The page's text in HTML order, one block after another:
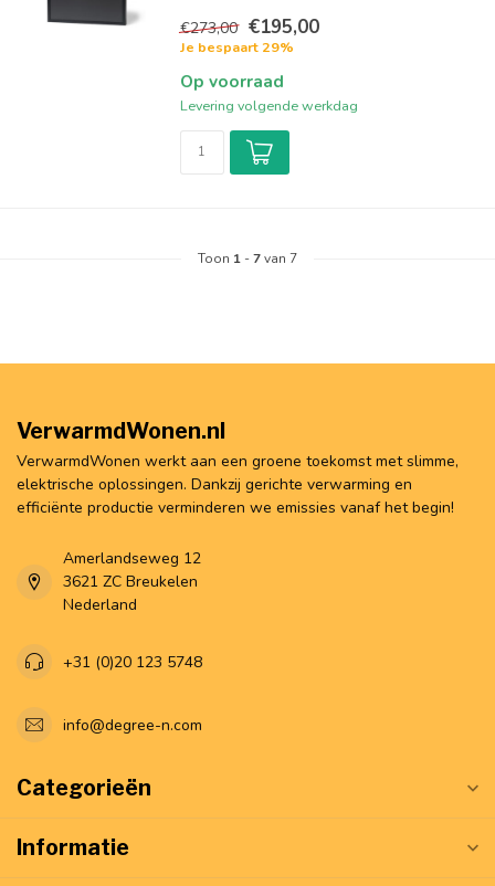
€273,00 €195,00
Je bespaart 29%
Op voorraad
Levering volgende werkdag
Toon 1 -7van 7
VerwarmdWonen.nl
VerwarmdWonen werkt aan een groene toekomst met slimme,
elektrische oplossingen. Dankzij gerichte verwarming en
efficiënte productie verminderen we emissies vanaf het begin!
Amerlandseweg 12
3621 ZC Breukelen
Nederland
+31 (0)20 123 5748
info@degree-n.com
Categorieën
Informatie